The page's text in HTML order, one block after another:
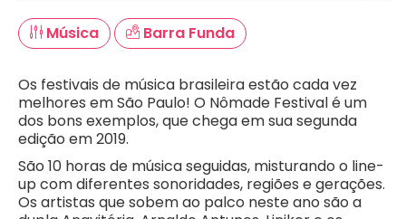
Música Barra Funda
Os festivais de música brasileira estão cada vez
melhores em São Paulo! O Nômade Festival é um
dos bons exemplos, que chega em sua segunda
edição em 2019.
São 10 horas de música seguidas, misturando o line-
up com diferentes sonoridades, regiões e gerações.
Os artistas que sobem ao palco neste ano são a